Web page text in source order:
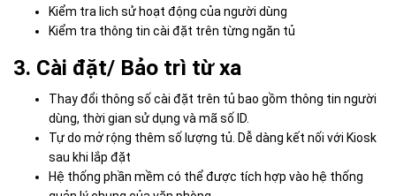
Kiểm tra lich sử hoạt động của người dùng
Kiểm tra thông tin cài đặt trên từng ngăn tủ
3. Cài đặt/ Bảo trì từ xa
Thay đổi thông số cài đặt trên tủ bao gồm thông tin người
dùng, thời gian sử dụng và mã số ID.
Tự do mở rộng thêm số lượng tủ. Dễ dàng kết nối với Kiosk
sau khi lắp đặt
Hệ thống phần mềm có thể được tích hợp vào hệ thống